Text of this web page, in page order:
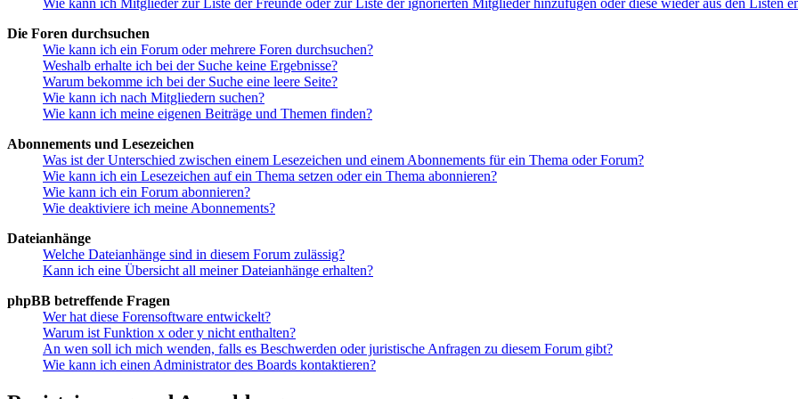
Wie kann ich Mitglieder zur Liste der Freunde oder zur Liste der ignorierten Mitglieder hinzufügen oder diese wieder aus den Listen
Die Foren durchsuchen
Wie kann ich ein Forum oder mehrere Foren durchsuchen?
Weshalb erhalte ich bei der Suche keine Ergebnisse?
Warum bekomme ich bei der Suche eine leere Seite?
Wie kann ich nach Mitgliedern suchen?
Wie kann ich meine eigenen Beiträge und Themen finden?
Abonnements und Lesezeichen
Was ist der Unterschied zwischen einem Lesezeichen und einem Abonnements für ein Thema oder Forum?
Wie kann ich ein Lesezeichen auf ein Thema setzen oder ein Thema abonnieren?
Wie kann ich ein Forum abonnieren?
Wie deaktiviere ich meine Abonnements?
Dateianhänge
Welche Dateianhänge sind in diesem Forum zulässig?
Kann ich eine Übersicht all meiner Dateianhänge erhalten?
phpBB betreffende Fragen
Wer hat diese Forensoftware entwickelt?
Warum ist Funktion x oder y nicht enthalten?
An wen soll ich mich wenden, falls es Beschwerden oder juristische Anfragen zu diesem Forum gibt?
Wie kann ich einen Administrator des Boards kontaktieren?